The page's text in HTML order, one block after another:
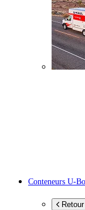
Conteneurs U-